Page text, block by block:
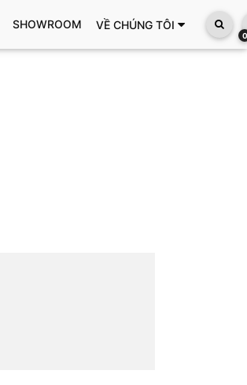
0
SHOWROOM VỀ CHÚNG TÔI